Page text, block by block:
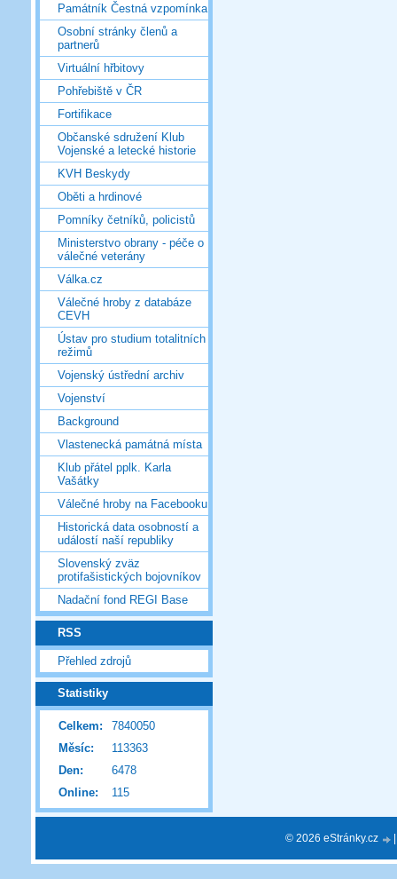
Památník Čestná vzpomínka
Osobní stránky členů a
partnerů
Virtuální hřbitovy
Pohřebiště v ČR
Fortifikace
Občanské sdružení Klub
Vojenské a letecké historie
KVH Beskydy
Oběti a hrdinové
Pomníky četníků, policistů
Ministerstvo obrany - péče o
válečné veterány
Válka.cz
Válečné hroby z databáze
CEVH
Ústav pro studium totalitních
režimů
Vojenský ústřední archiv
Vojenství
Background
Vlastenecká památná místa
Klub přátel pplk. Karla
Vašátky
Válečné hroby na Facebooku
Historická data osobností a
událostí naší republiky
Slovenský zväz
protifašistických bojovníkov
Nadační fond REGI Base
RSS
Přehled zdrojů
Statistiky
Online: 115
Celkem:
7840050
Měsíc:
113363
Den:
6478
© 2026 eStránky.cz